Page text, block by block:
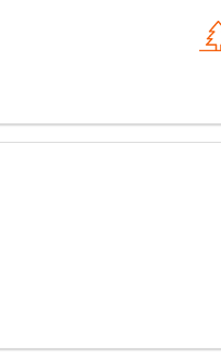
et typiquement
et de Toulouse,